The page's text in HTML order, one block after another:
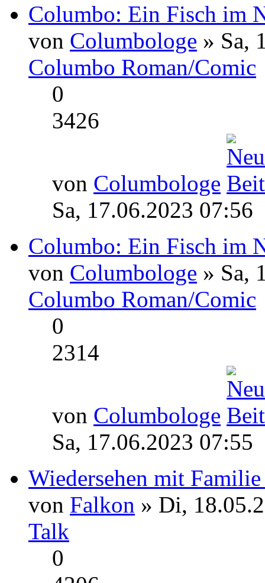
Columbo: Ein Fisch im
von Columbologe » Sa,
Columbo Roman/Comic
0
3426
von Columbologe
Sa, 17.06.2023 07:56
Columbo: Ein Fisch im
von Columbologe » Sa,
Columbo Roman/Comic
0
2314
von Columbologe
Sa, 17.06.2023 07:55
Wiedersehen mit
von Falkon » Di,
Talk
0